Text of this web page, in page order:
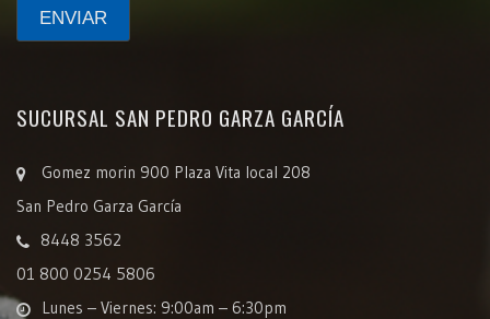
SUCURSAL SAN PEDRO GARZA GARCÍA
Gomez morin 900 Plaza Vita local 208
San Pedro Garza García
8448 3562
01 800 0254 5806
Lunes – Viernes: 9:00am – 6:30pm